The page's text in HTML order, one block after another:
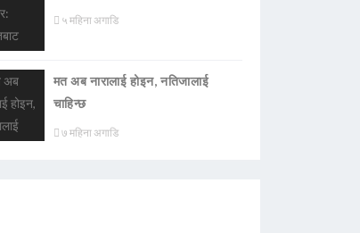
५ महिना अगाडि
मत अब नारालाई होइन, नतिजालाई
चाहिन्छ
७ महिना अगाडि